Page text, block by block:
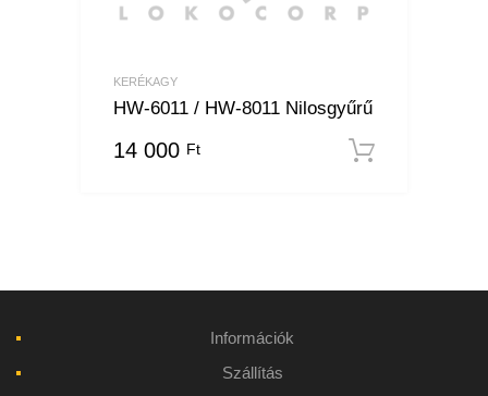
KERÉKAGY
HW-6011 / HW-8011 Nilosgyűrű
14 000 Ft
Információk
Szállítás